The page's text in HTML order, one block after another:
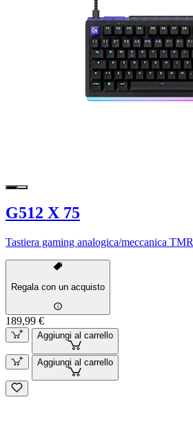
G512 X 75
Tastiera gaming analogica/meccanica TMR
Regala con un acquisto
189,99 €
Aggiungi al carrello
Aggiungi al carrello